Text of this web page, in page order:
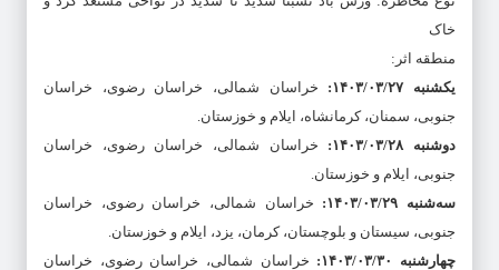
خاک
منطقه اثر:
یکشنبه ۱۴۰۳/۰۳/۲۷:
خراسان شمالی، خراسان رضوی، خراسان
جنوبی، سمنان، کرمانشاه، ایلام و خوزستان.
دوشنبه ۱۴۰۳/۰۳/۲۸:
خراسان شمالی، خراسان رضوی، خراسان
جنوبی، ایلام و خوزستان.
سه‌شنبه ۱۴۰۳/۰۳/۲۹:
خراسان شمالی، خراسان رضوی، خراسان
جنوبی، سیستان و بلوچستان، کرمان، یزد، ایلام و خوزستان.
چهارشنبه ۱۴۰۳/۰۳/۳۰:
خراسان شمالی، خراسان رضوی، خراسان